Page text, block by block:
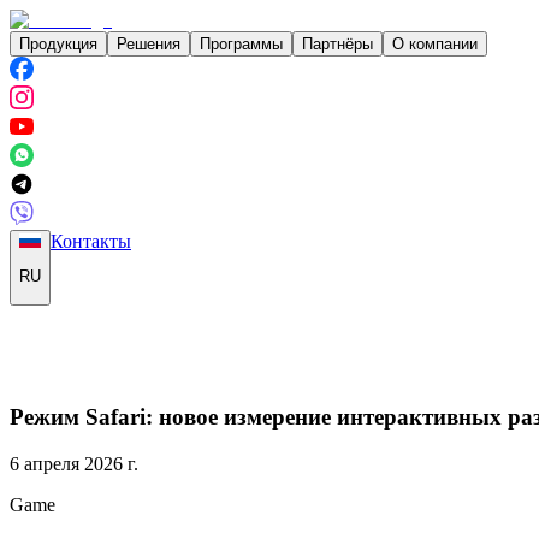
Продукция Решения Программы Партнёры О компании
RU
Контакты
Режим Safari: новое измерение интерактивных
6 апреля 2026 г.
Game